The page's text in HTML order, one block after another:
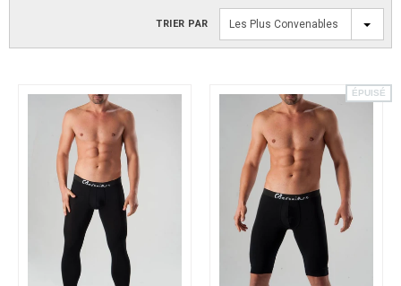
TRIER PAR Les Plus Convenables
ÉPUISÉ